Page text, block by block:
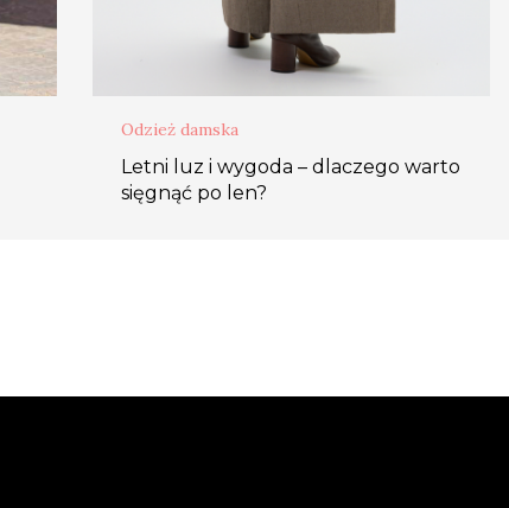
Odzież damska
Letni luz i wygoda – dlaczego warto
sięgnąć po len?